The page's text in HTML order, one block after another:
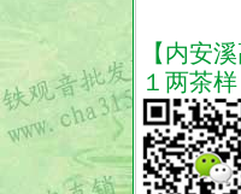
【内安
１两茶